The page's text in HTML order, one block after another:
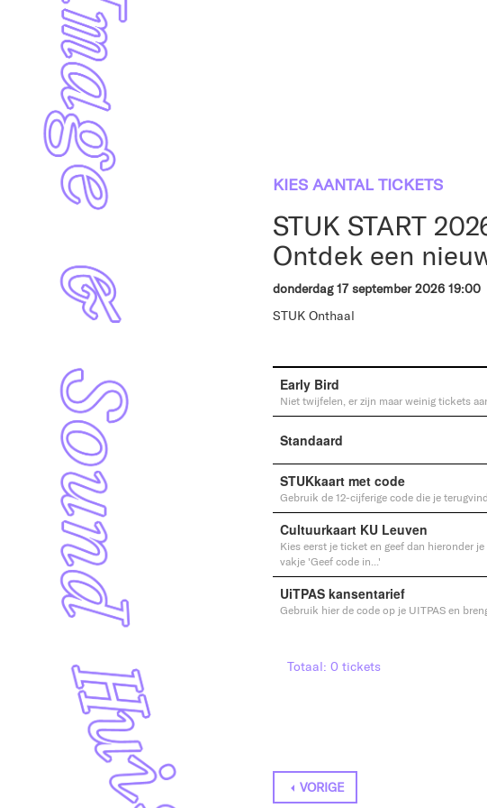
KIES AANTAL TICKETS
STUK START
Ontdek een
donderdag 17 september 2026 19:00
STUK Onthaal
Early Bird
Niet twijfelen, er zijn maar weinig tickets
Standaard
STUKkaart met code
Gebruik de 12-cijferige code die je
Cultuurkaart KU Leuven
Kies eerst je ticket en geef dan hieronder
vakje 'Geef code in...'
UiTPAS kansentarief
Gebruik hier de code op je UITPAS en
Totaal: 0 tickets
VORIGE